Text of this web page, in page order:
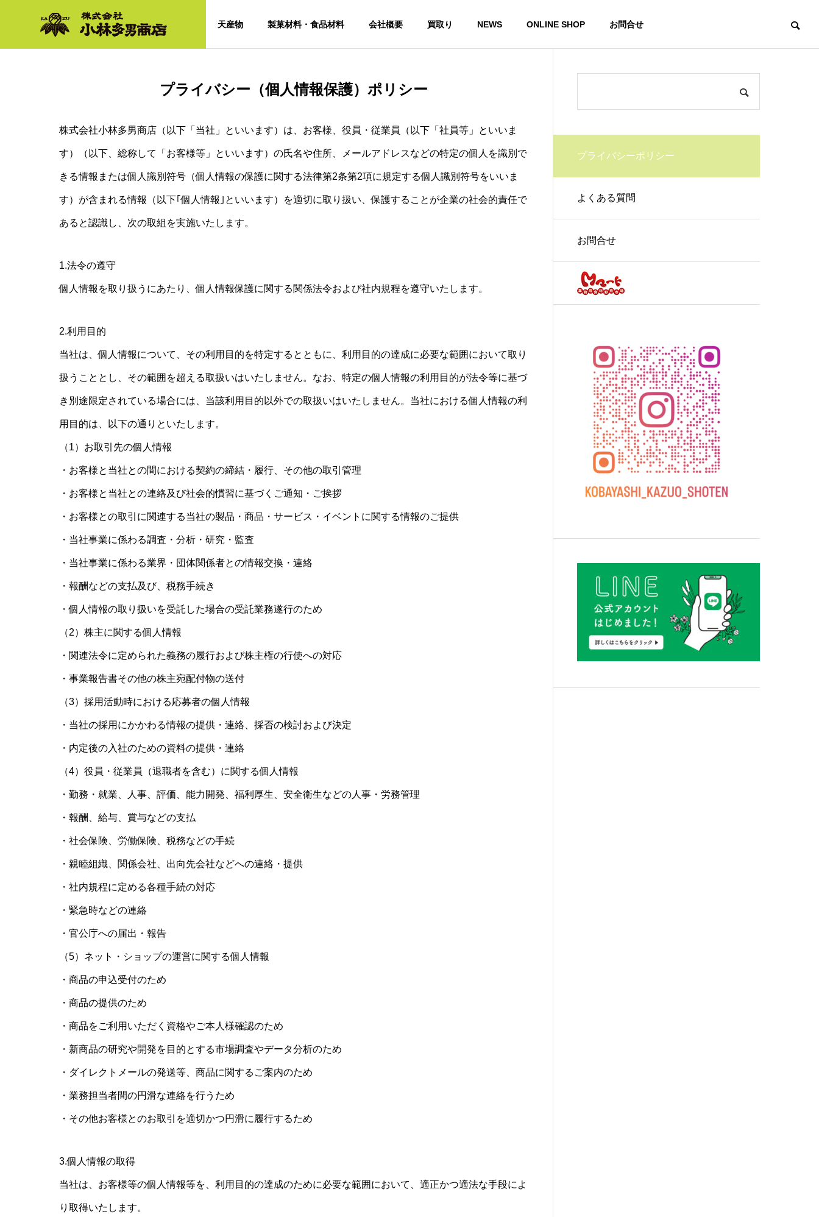
天産物 製菓材料・食品材料 会社概要 買取り NEWS ONLINE SHOP お問合せ
COMPANY
会社概要
Greeting Our Signature Bamboo Leaves
企業詳細
企業理念
Corporate Philosophy
沿革
プライバシー（個人情報保護）ポリシー
株式会社小林多男商店（以下「当社」といいます）は、お客様、役員・従業員（以下「社員等」といいま
す）（以下、総称して「お客様等」といいます）の氏名や住所、メールアドレスなどの特定の個人を識別で
きる情報または個人識別符号（個人情報の保護に関する法律第2条第2項に規定する個人識別符号をいいま
す）が含まれる情報（以下｢個人情報｣といいます）を適切に取り扱い、保護することが企業の社会的責任で
あると認識し、次の取組を実施いたします。
1.法令の遵守
個人情報を取り扱うにあたり、個人情報保護に関する関係法令および社内規程を遵守いたします。
2.利用目的
当社は、個人情報について、その利用目的を特定するとともに、利用目的の達成に必要な範囲において取り
扱うこととし、その範囲を超える取扱いはいたしません。なお、特定の個人情報の利用目的が法令等に基づ
き別途限定されている場合には、当該利用目的以外での取扱いはいたしません。当社における個人情報の利
用目的は、以下の通りといたします。
（1）お取引先の個人情報
・お客様と当社との間における契約の締結・履行、その他の取引管理
・お客様と当社との連絡及び社会的慣習に基づくご通知・ご挨拶
・お客様との取引に関連する当社の製品・商品・サービス・イベントに関する情報のご提供
・当社事業に係わる調査・分析・研究・監査
・当社事業に係わる業界・団体関係者との情報交換・連絡
・報酬などの支払及び、税務手続き
・個人情報の取り扱いを受託した場合の受託業務遂行のため
（2）株主に関する個人情報
・関連法令に定められた義務の履行および株主権の行使への対応
・事業報告書その他の株主宛配付物の送付
（3）採用活動時における応募者の個人情報
・当社の採用にかかわる情報の提供・連絡、採否の検討および決定
・内定後の入社のための資料の提供・連絡
（4）役員・従業員（退職者を含む）に関する個人情報
・勤務・就業、人事、評価、能力開発、福利厚生、安全衛生などの人事・労務管理
・報酬、給与、賞与などの支払
・社会保険、労働保険、税務などの手続
・親睦組織、関係会社、出向先会社などへの連絡・提供
・社内規程に定める各種手続の対応
・緊急時などの連絡
・官公庁への届出・報告
（5）ネット・ショップの運営に関する個人情報
・商品の申込受付のため
・商品の提供のため
・商品をご利用いただく資格やご本人様確認のため
・新商品の研究や開発を目的とする市場調査やデータ分析のため
・ダイレクトメールの発送等、商品に関するご案内のため
・業務担当者間の円滑な連絡を行うため
・その他お客様とのお取引を適切かつ円滑に履行するため
3.個人情報の取得
当社は、お客様等の個人情報等を、利用目的の達成のために必要な範囲において、適正かつ適法な手段によ
り取得いたします。
プライバシーポリシー
よくある質問
お問合せ